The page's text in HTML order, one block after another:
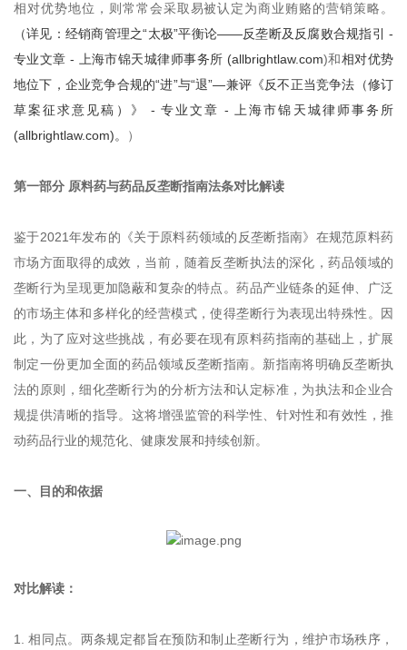
相对优势地位，则常常会采取易被认定为商业贿赂的营销策略。
（详见：经销商管理之“太极”平衡论——反垄断及反腐败合规指引 -
专业文章 - 上海市锦天城律师事务所 (allbrightlaw.com)和相对优势
地位下，企业竞争合规的“进”与“退”—兼评《反不正当竞争法（修订
草案征求意见稿）》 - 专业文章 - 上海市锦天城律师事务所
(allbrightlaw.com)。
）
第一部分 原料药与药品反垄断指南法条对比解读
鉴于2021年发布的《关于原料药领域的反垄断指南》在规范原料药
市场方面取得的成效，当前，随着反垄断执法的深化，药品领域的
垄断行为呈现更加隐蔽和复杂的特点。药品产业链条的延伸、广泛
的市场主体和多样化的经营模式，使得垄断行为表现出特殊性。因
此，为了应对这些挑战，有必要在现有原料药指南的基础上，扩展
制定一份更加全面的药品领域反垄断指南。新指南将明确反垄断执
法的原则，细化垄断行为的分析方法和认定标准，为执法和企业合
规提供清晰的指导。这将增强监管的科学性、针对性和有效性，推
动药品行业的规范化、健康发展和持续创新。
一、目的和依据
对比解读：
1. 相同点。两条规定都旨在预防和制止垄断行为，维护市场秩序，